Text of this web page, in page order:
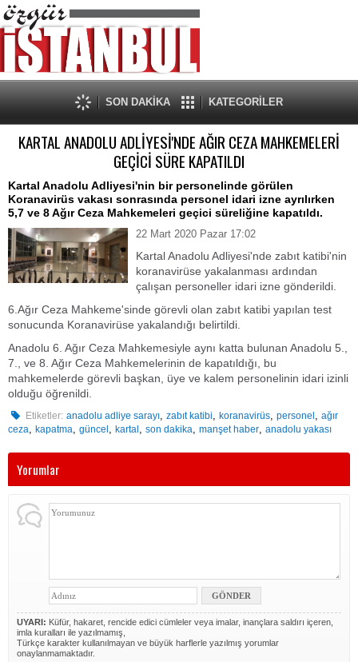
SON DAKİKA KATEGORİLER
KARTAL ANADOLU ADLİYESİ'NDE AĞIR CEZA MAHKEMELERİ
GEÇİCİ SÜRE KAPATILDI
Kartal Anadolu Adliyesi'nin bir personelinde görülen
Koranavirüs vakası sonrasında personel idari izne ayrılırken
5,7 ve 8 Ağır Ceza Mahkemeleri geçici süreliğine kapatıldı.
22 Mart 2020 Pazar 17:02
Kartal Anadolu Adliyesi'nde zabıt katibi'nin
koranavirüse yakalanması ardından
çalışan personeller idari izne gönderildi.
6.Ağır Ceza Mahkeme'sinde görevli olan zabıt katibi yapılan test
sonucunda Koranavirüse yakalandığı belirtildi.
Anadolu 6. Ağır Ceza Mahkemesiyle aynı katta bulunan Anadolu 5.,
7., ve 8. Ağır Ceza Mahkemelerinin de kapatıldığı, bu
mahkemelerde görevli başkan, üye ve kalem personelinin idari izinli
olduğu öğrenildi.
Etiketler: anadolu adliye sarayı,zabıt katibi,koranavirüs,personel ,ağır
ceza, kapatma, güncel , kartal , son dakika, manşet haber, anadolu yakası
Yorumlar
UYARI: Küfür, hakaret, rencide edici cümleler veya imalar, inançlara saldırı içeren,
imla kuralları ile yazılmamış,
Türkçe karakter kullanılmayan ve büyük harflerle yazılmış yorumlar
onaylanmamaktadır.